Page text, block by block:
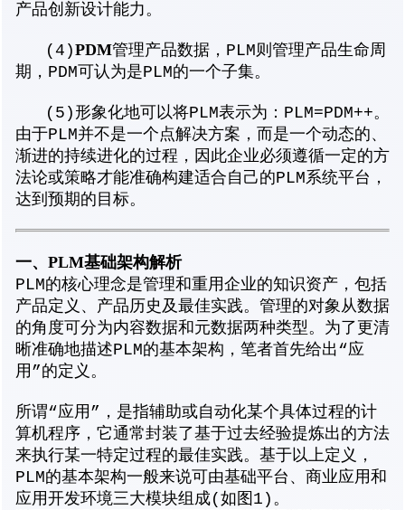
产品创新设计能力。
(4)PDM管理产品数据，PLM则管理产品生命周
期，PDM可认为是PLM的一个子集。
(5)形象化地可以将PLM表示为：PLM=PDM++。
由于PLM并不是一个点解决方案，而是一个动态的、
渐进的持续进化的过程，因此企业必须遵循一定的方
法论或策略才能准确构建适合自己的PLM系统平台，
达到预期的目标。
一、PLM基础架构解析
PLM的核心理念是管理和重用企业的知识资产，包括
产品定义、产品历史及最佳实践。管理的对象从数据
的角度可分为内容数据和元数据两种类型。为了更清
晰准确地描述PLM的基本架构，笔者首先给出“应
用”的定义。
所谓“应用”，是指辅助或自动化某个具体过程的计
算机程序，它通常封装了基于过去经验提炼出的方法
来执行某一特定过程的最佳实践。基于以上定义，
PLM的基本架构一般来说可由基础平台、商业应用和
应用开发环境三大模块组成(如图1)。